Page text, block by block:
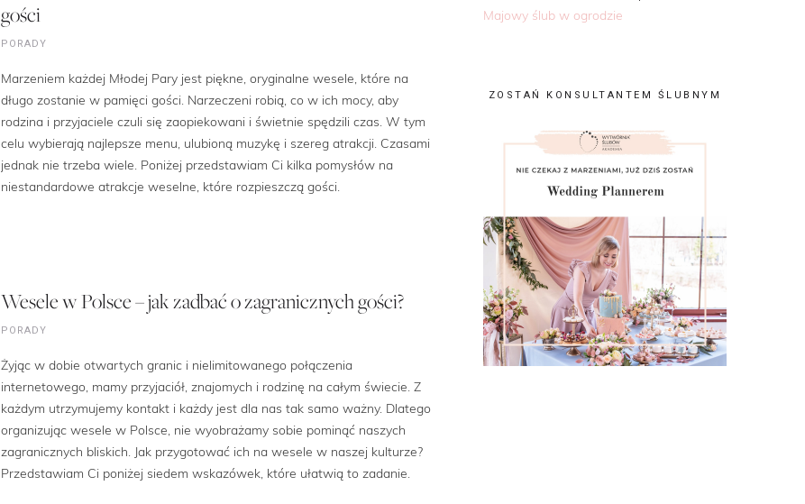
gości
PORADY
Marzeniem każdej Młodej Pary jest piękne, oryginalne wesele, które na
długo zostanie w pamięci gości. Narzeczeni robią, co w ich mocy, aby
rodzina i przyjaciele czuli się zaopiekowani i świetnie spędzili czas. W tym
celu wybierają najlepsze menu, ulubioną muzykę i szereg atrakcji. Czasami
jednak nie trzeba wiele. Poniżej przedstawiam Ci kilka pomysłów na
niestandardowe atrakcje weselne, które rozpieszczą gości.
Wesele w Polsce – jak zadbać o zagranicznych gości?
PORADY
Żyjąc w dobie otwartych granic i nielimitowanego połączenia
internetowego, mamy przyjaciół, znajomych i rodzinę na całym świecie. Z
każdym utrzymujemy kontakt i każdy jest dla nas tak samo ważny. Dlatego
organizując wesele w Polsce, nie wyobrażamy sobie pominąć naszych
zagranicznych bliskich. Jak przygotować ich na wesele w naszej kulturze?
Przedstawiam Ci poniżej siedem wskazówek, które ułatwią to zadanie.
Majowy ślub w ogrodzie
ZOSTAŃ KONSULTANTEM ŚLUBNYM